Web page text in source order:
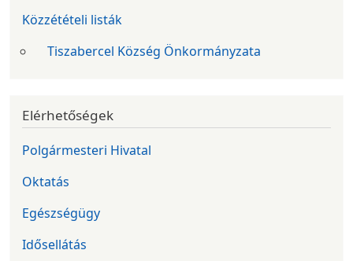
Közzétételi listák
Tiszabercel Község Önkormányzata
Elérhetőségek
Polgármesteri Hivatal
Oktatás
Egészségügy
Idősellátás